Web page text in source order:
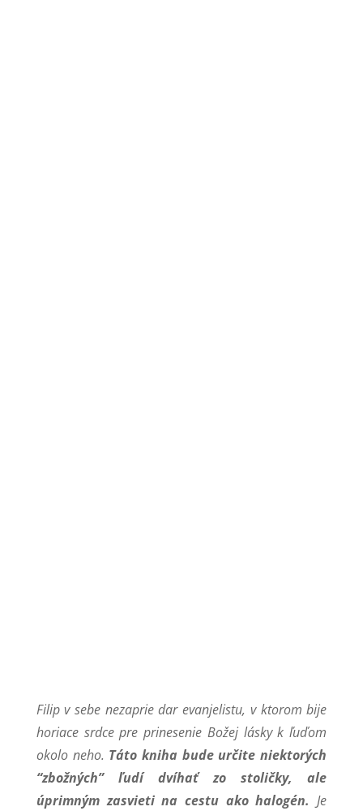
Filip v sebe nezaprie dar evanjelistu, v ktorom bije
horiace srdce pre prinesenie Božej lásky k ľuďom
okolo neho. Táto kniha bude určite niektorých
“zbožných” ľudí dvíhať zo stoličky, ale
úprimným zasvieti na cestu ako halogén. Je